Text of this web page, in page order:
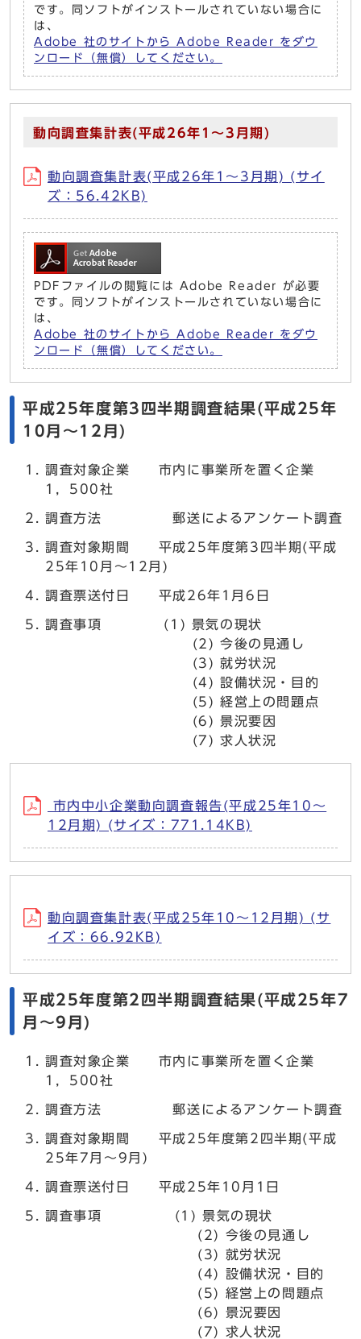
です。同ソフトがインストールされていない場合に
は、
Adobe 社のサイトから Adobe Reader をダウ
ンロード（無償）してください。
動向調査集計表(平成26年1～3月期)
動向調査集計表(平成26年1～3月期) (サイ
ズ：56.42KB)
PDFファイルの閲覧には Adobe Reader が必要
です。同ソフトがインストールされていない場合に
は、
Adobe 社のサイトから Adobe Reader をダウ
ンロード（無償）してください。
平成25年度第3四半期調査結果(平成25年
10月～12月)
調査対象企業 市内に事業所を置く企業
1，500社
調査方法 郵送によるアンケート調査
調査対象期間 平成25年度第3四半期(平成
25年10月～12月)
調査票送付日 平成26年1月6日
調査事項 (1) 景気の現状
(2) 今後の見通し
(3) 就労状況
(4) 設備状況・目的
(5) 経営上の問題点
(6) 景況要因
(7) 求人状況
市内中小企業動向調査報告(平成25年10～
12月期) (サイズ：771.14KB)
動向調査集計表(平成25年10～12月期) (サ
イズ：66.92KB)
平成25年度第2四半期調査結果(平成25年7
月～9月)
調査対象企業 市内に事業所を置く企業
1，500社
調査方法 郵送によるアンケート調査
調査対象期間 平成25年度第2四半期(平成
25年7月～9月)
調査票送付日 平成25年10月1日
調査事項 (1) 景気の現状
(2) 今後の見通し
(3) 就労状況
(4) 設備状況・目的
(5) 経営上の問題点
(6) 景況要因
(7) 求人状況